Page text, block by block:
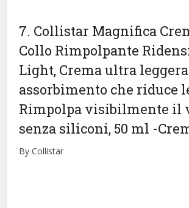
7. Collistar Magnifica
Collo Rimpolpante
Light, Crema ultra
assorbimento che riduce
Rimpolpa visibilmente il
senza siliconi, 50 ml -
By Collistar